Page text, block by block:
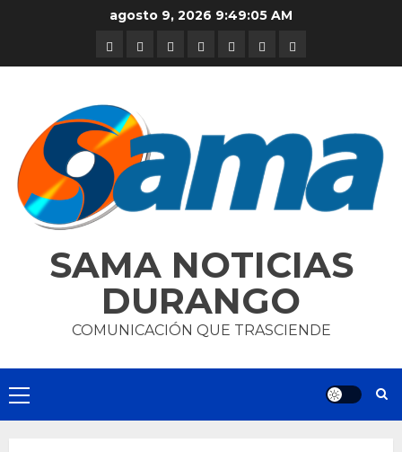
agosto 9, 2026 9:49:05 AM
DURANGO
NACIONAL
INTERNACIONAL
DEPORTES
ENTRETENIMIENTO
CIENCIA
Y
OPINION
SAMA NOTICIAS
DURANGO
COMUNICACIÓN QUE TRASCIENDE
Primary
Menu